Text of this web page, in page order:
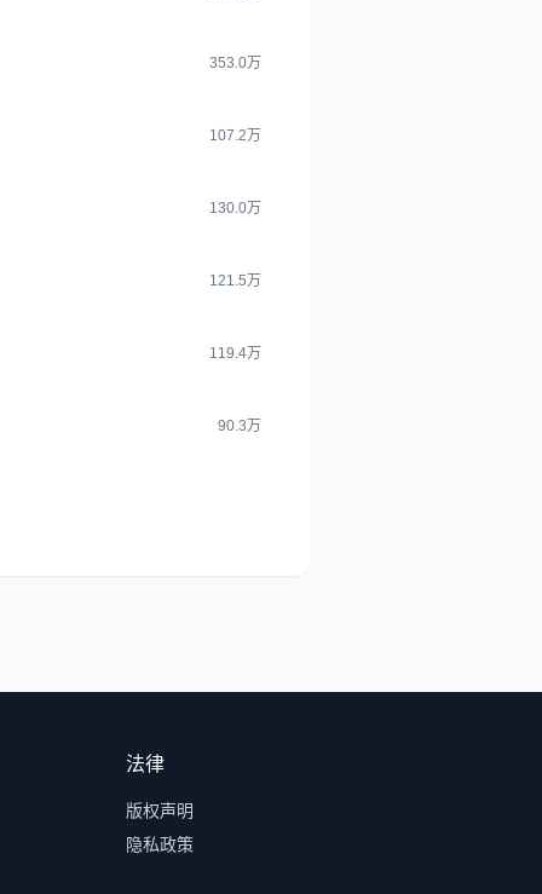
353.0万
107.2万
130.0万
121.5万
119.4万
90.3万
法律
版权声明
隐私政策